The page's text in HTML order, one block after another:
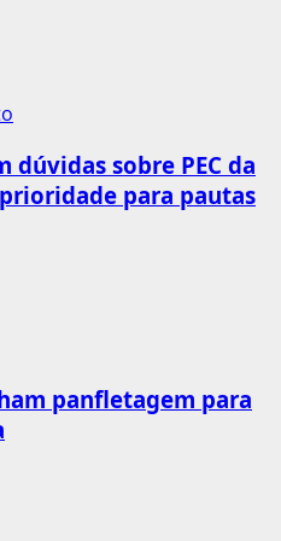
dúvidas sobre PEC da
para pautas
panfletagem para